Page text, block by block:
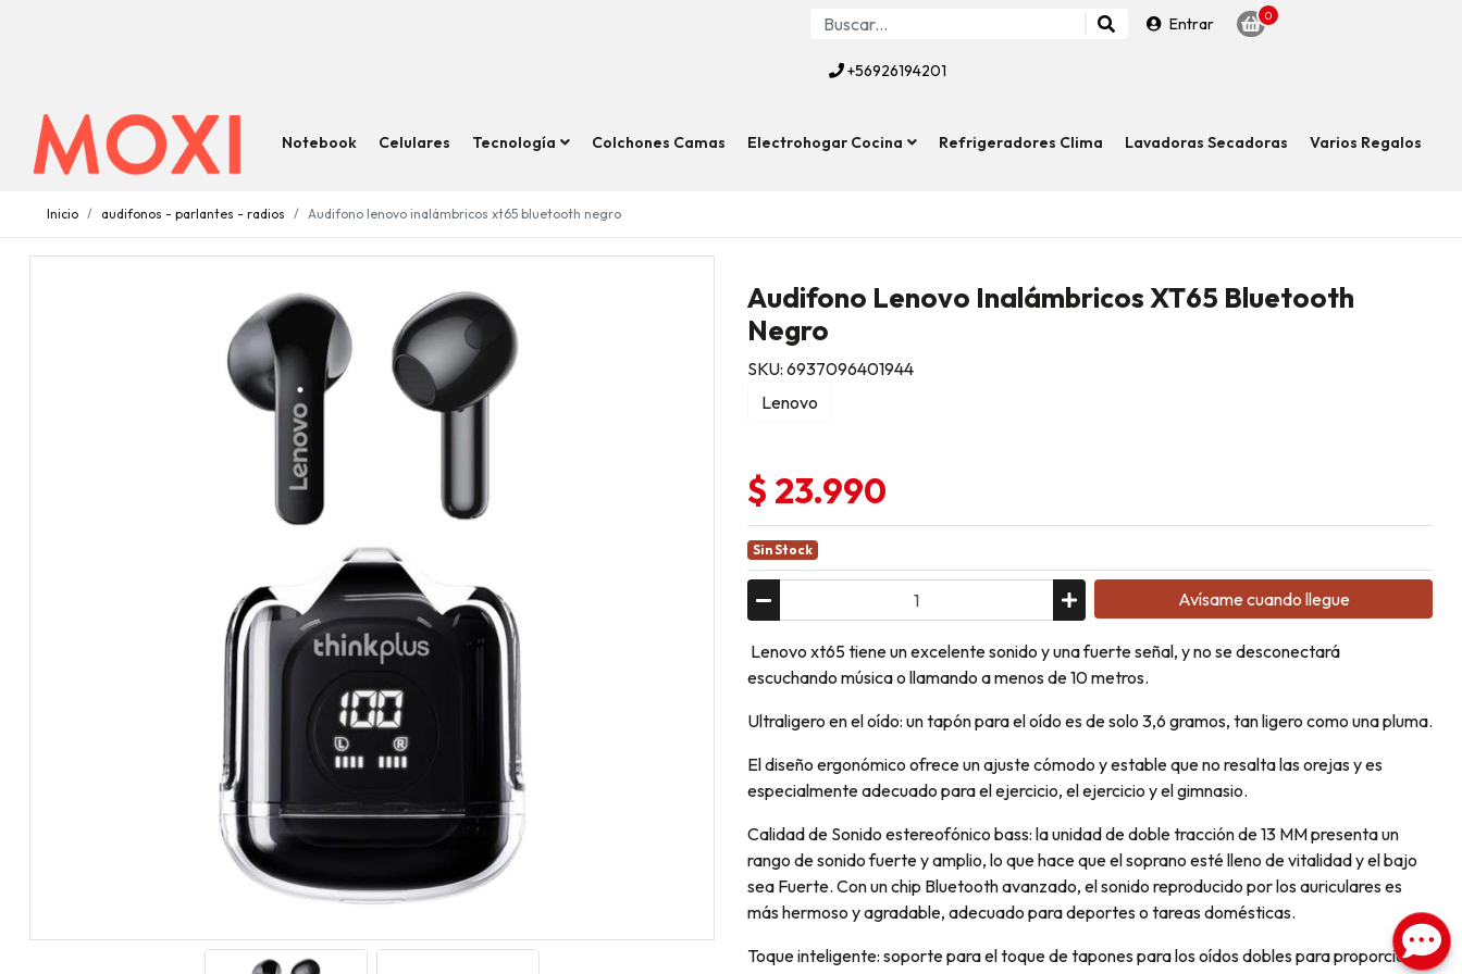
Entrar 0
+56926194201
Notebook Celulares Tecnología Colchones Camas Electrohogar Cocina Refrigeradores Clima Lavadoras Secadoras Varios Regalos
Inicio audifonos - parlantes - radios Audifono lenovo inalámbricos xt65 bluetooth negro
Audifono Lenovo Inalámbricos XT65 Bluetooth
Negro
SKU: 6937096401944
Lenovo
$ 23.990
Sin Stock
Avísame cuando llegue
Lenovo xt65 tiene un excelente sonido y una fuerte señal, y no se desconectará
escuchando música o llamando a menos de 10 metros.
Ultraligero en el oído: un tapón para el oído es de solo 3,6 gramos, tan ligero como una pluma.
El diseño ergonómico ofrece un ajuste cómodo y estable que no resalta las orejas y es
especialmente adecuado para el ejercicio, el ejercicio y el gimnasio.
Calidad de Sonido estereofónico bass: la unidad de doble tracción de 13 MM presenta un
rango de sonido fuerte y amplio, lo que hace que el soprano esté lleno de vitalidad y el bajo
sea Fuerte. Con un chip Bluetooth avanzado, el sonido reproducido por los auriculares es
más hermoso y agradable, adecuado para deportes o tareas domésticas.
Toque inteligente: soporte para el toque de tapones para los oídos dobles para proporcionar